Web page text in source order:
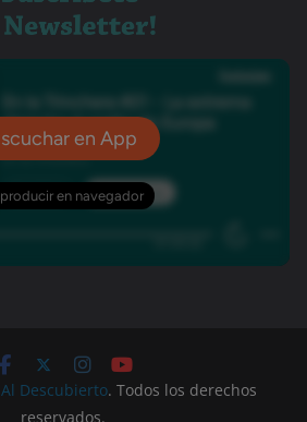
Al Descubierto. Todos los derechos
reservados.